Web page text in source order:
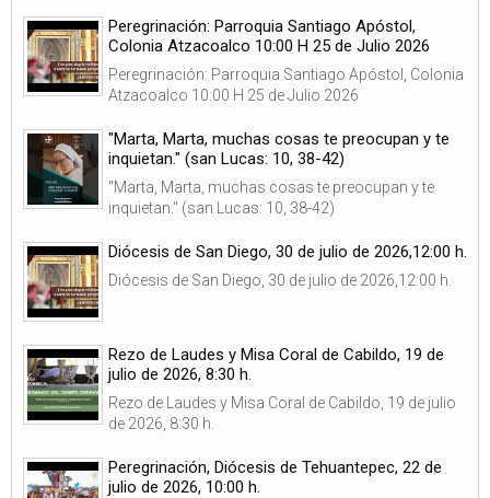
Peregrinación: Parroquia Santiago Apóstol,
Colonia Atzacoalco 10:00 H 25 de Julio 2026
Peregrinación: Parroquia Santiago Apóstol, Colonia
Atzacoalco 10:00 H 25 de Julio 2026
"Marta, Marta, muchas cosas te preocupan y te
inquietan." (san Lucas: 10, 38-42)
"Marta, Marta, muchas cosas te preocupan y te
inquietan." (san Lucas: 10, 38-42)
Diócesis de San Diego, 30 de julio de 2026,12:00 h.
Diócesis de San Diego, 30 de julio de 2026,12:00 h.
Rezo de Laudes y Misa Coral de Cabildo, 19 de
julio de 2026, 8:30 h.
Rezo de Laudes y Misa Coral de Cabildo, 19 de julio
de 2026, 8:30 h.
Peregrinación, Diócesis de Tehuantepec, 22 de
julio de 2026, 10:00 h.